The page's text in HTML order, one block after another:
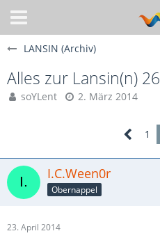
LANSIN (Archiv)
Alles zur Lansin(n) 26
soYLent 2. März 2014
1
I.C.Ween0r
Obernappel
23. April 2014